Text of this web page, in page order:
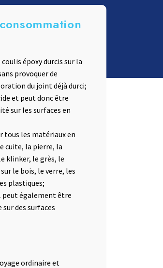
époxy durcis sur la
provoquer de
du joint déjà durci;
et peut donc être
sur les surfaces en
tous les matériaux en
cuite, la pierre, la
klinker, le grès, le
le bois, le verre, les
plastiques;
peut également être
des surfaces
ordinaire et